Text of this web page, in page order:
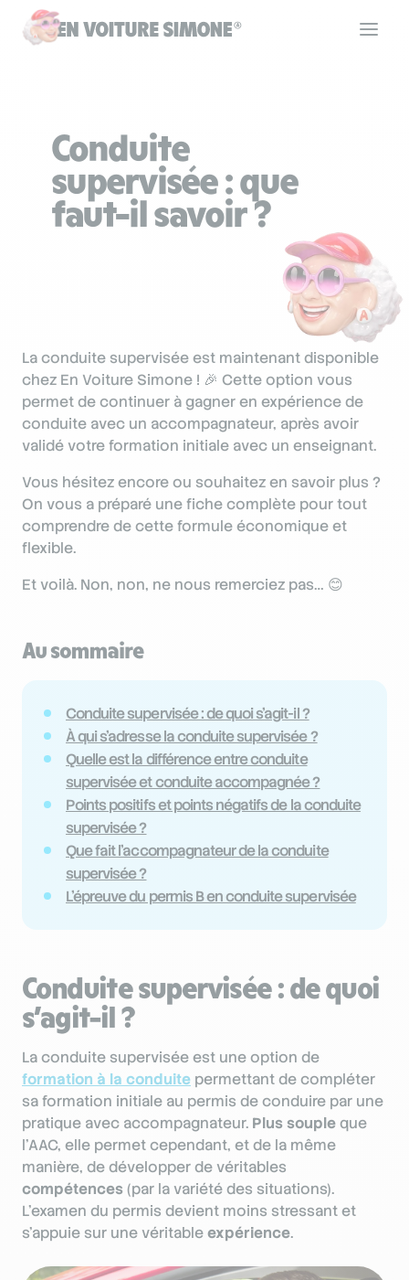
Permis de conduire
Allô Simone
Se connecter
Conduite
supervisée : que
faut-il savoir ?
La conduite supervisée est maintenant disponible
chez En Voiture Simone ! 🎉 Cette option vous
permet de continuer à gagner en expérience de
conduite avec un accompagnateur, après avoir
validé votre formation initiale avec un enseignant.
Vous hésitez encore ou souhaitez en savoir plus ?
On vous a préparé une fiche complète pour tout
comprendre de cette formule économique et
flexible.
Et voilà. Non, non, ne nous remerciez pas… 😊
Au sommaire
Conduite supervisée : de quoi s’agit-il ?
À qui s’adresse la conduite supervisée ?
Quelle est la différence entre conduite
supervisée et conduite accompagnée ?
Points positifs et points négatifs de la conduite
supervisée ?
Que fait l’accompagnateur de la conduite
supervisée ?
L’épreuve du permis B en conduite supervisée
Conduite supervisée : de quoi
s’agit-il ?
La conduite supervisée est une option de
formation à la conduite permettant de compléter
sa formation initiale au permis de conduire par une
pratique avec accompagnateur. Plus soupleque
l'AAC, elle permet cependant, et de la même
manière, de développer de véritables
compétences(par la variété des situations).
L’examen du permis devient moins stressant et
s’appuie sur une véritableexpérience.